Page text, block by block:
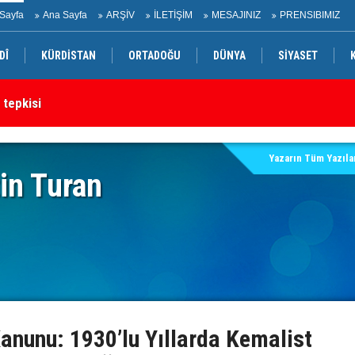
Ana Sayfa ARŞİV İLETİŞİM MESAJINIZ PRENSIBIMIZ
KÜRDİSTAN ORTADOĞU DÜNYA SİYASET
tepkisi
Turan
Yazarın Tüm
1930’lu Yıllarda Kemalist